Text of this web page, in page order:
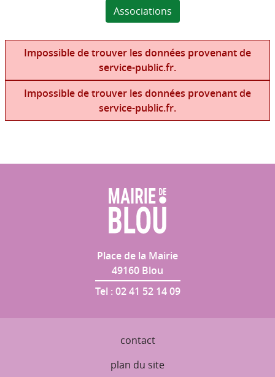
Associations
Impossible de trouver les données provenant de
service-public.fr.
Impossible de trouver les données provenant de
service-public.fr.
Place de la Mairie
49160 Blou
Tel : 02 41 52 14 09
contact
plan du site